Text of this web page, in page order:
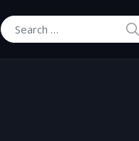
Search for: